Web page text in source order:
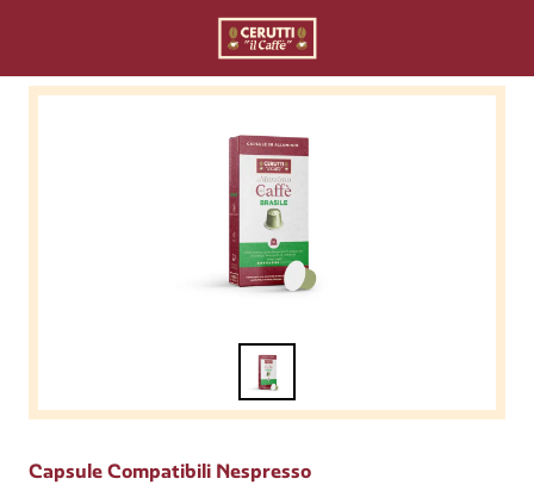
Capsule Compatibili Nespresso